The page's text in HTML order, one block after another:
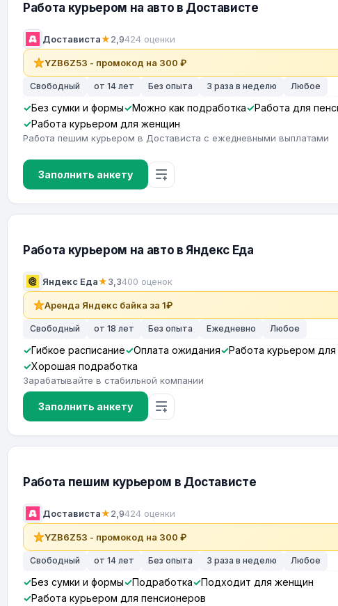
Работа курьером на авто в Достависте
Достависта★2,9424 оценки
YZB6Z53 - промокод на 300 ₽
Свободный от 14 лет Без опыта 3 раза в неделю Любое
Без сумки и формы Можно как подработка
Работа для
Работа курьером для женщин
Работа пешим курьером в Достависта с ежедневными выплатами
Заполнить анкету
Работа курьером на авто в Яндекс Еда
Яндекс Еда★3,3400 оценок
Аренда Яндекс байка за 1₽
Свободный от 18 лет Без опыта Ежедневно Любое
Гибкое расписание Оплата ожидания
Работа курьером
Хорошая подработка
Зарабатывайте в стабильной компании
Заполнить анкету
Работа пешим курьером в Достависте
Достависта★2,9424 оценки
YZB6Z53 - промокод на 300 ₽
Свободный от 14 лет Без опыта 3 раза в неделю Любое
Без сумки и формы Подработка
Подходит для женщин
Работа курьером для пенсионеров